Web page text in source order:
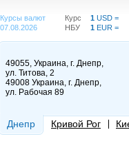
Курсы валют
07.08.2026
Курс
НБУ
1 USD =
1 EUR =
49055, Украина, г. Днепр,
ул. Титова, 2
49008 Украина, г. Днепр,
ул. Рабочая 89
Днепр Кривой Рог